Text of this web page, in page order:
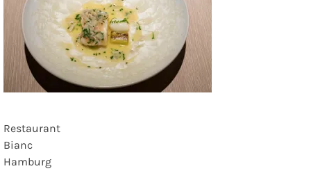
Restaurant
Bianc
Hamburg